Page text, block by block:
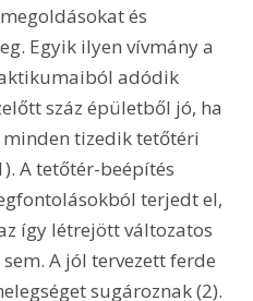
és
Egyik ilyen vívmány a
adódik
száz épületből jó, ha
tizedik tetőtéri
A tetőtér-beépítés
terjedt el,
így létrejött változatos
A jól tervezett ferde
sugároznak (2).